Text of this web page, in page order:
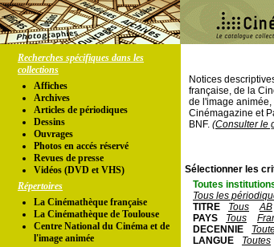
Recherches spécifiques dans les
collections
Affiches
Archives
Articles de périodiques
Dessins
Ouvrages
Photos en accés réservé
Revues de presse
Vidéos (DVD et VHS)
Répertoires
La Cinémathèque française
La Cinémathèque de Toulouse
Centre National du Cinéma et de
l'image animée
Notices
française, de la
de l'image
Cinémagazine et
BNF. (Consulter le
Sélectionner les
Toutes
Tous les
TITRE
Tous AB
PAYS
Tous
DECENNIE
LANGUE
Toutes